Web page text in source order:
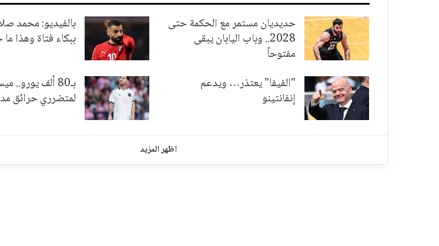
حديديان مستمر مع الحكمة حتى
2028.. وباب اليابان يبقى
مفتوحاً
بالفيديو: محمد
ببكاء فتاة وهذا
"الفيفا" يعتذر… ويدعم
إنفانتينو
بـ80 ألف
لمتضرري حرائق
اظهر المزيد